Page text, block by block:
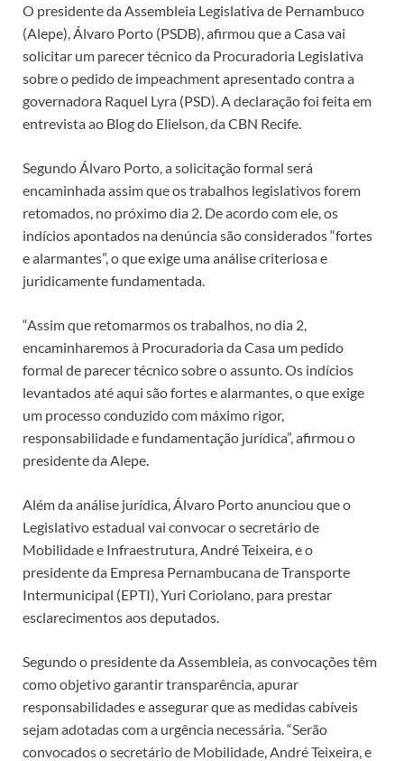
e
b
o
o
k
at
s
A
p
p
p
y
Li
n
k
k
e
dI
n
O presidente da Assembleia Legislativa de Pernambuco
(Alepe), Álvaro Porto (PSDB), afirmou que a Casa vai
solicitar um parecer técnico da Procuradoria Legislativa
sobre o pedido de impeachment apresentado contra a
governadora Raquel Lyra (PSD). A declaração foi feita em
entrevista ao Blog do Elielson, da CBN Recife.
Segundo Álvaro Porto, a solicitação formal será
encaminhada assim que os trabalhos legislativos forem
retomados, no próximo dia 2. De acordo com ele, os
indícios apontados na denúncia são considerados “fortes
e alarmantes”, o que exige uma análise criteriosa e
juridicamente fundamentada.
“Assim que retomarmos os trabalhos, no dia 2,
encaminharemos à Procuradoria da Casa um pedido
formal de parecer técnico sobre o assunto. Os indícios
levantados até aqui são fortes e alarmantes, o que exige
um processo conduzido com máximo rigor,
responsabilidade e fundamentação jurídica”, afirmou o
presidente da Alepe.
Além da análise jurídica, Álvaro Porto anunciou que o
Legislativo estadual vai convocar o secretário de
Mobilidade e Infraestrutura, André Teixeira, e o
presidente da Empresa Pernambucana de Transporte
Intermunicipal (EPTI), Yuri Coriolano, para prestar
esclarecimentos aos deputados.
Segundo o presidente da Assembleia, as convocações têm
como objetivo garantir transparência, apurar
responsabilidades e assegurar que as medidas cabíveis
sejam adotadas com a urgência necessária. “Serão
convocados o secretário de Mobilidade, André Teixeira, e